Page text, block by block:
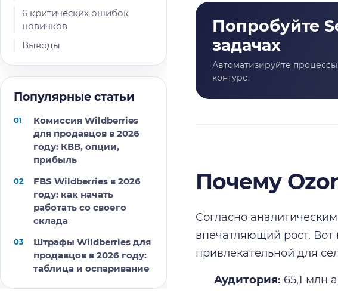
6 критических ошибок
новичков
Выводы
Популярные статьи
Комиссия Wildberries
для продавцов в 2026
году: КВВ, опции,
прибыль
FBS Wildberries в 2026
году: как начать
работать со своего
склада
Штрафы Wildberries для
продавцов в 2026 году:
таблица и оспаривание
Почему
Согласно
впечатляющий рост.
привлекательной для
Аудитория: 65,1 млн